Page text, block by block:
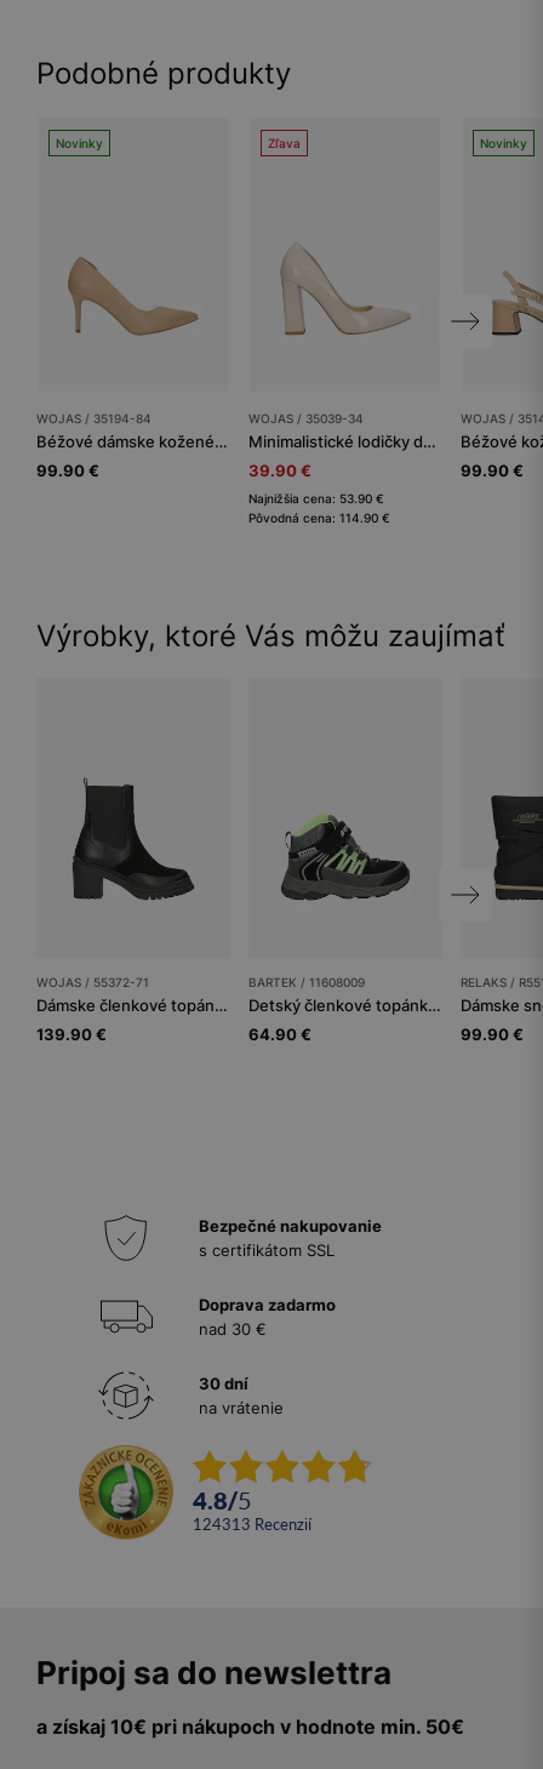
Podobné produkty
Novinky
WOJAS / 35194-84
Béžové dámske kožené lodičky na podpätku na ihle
99.90 €
Zľava
WOJAS / 35039-34
Minimalistické lodičky dámske z kvalitnej lakovanej kože
39.90 €
Najnižšia cena: 53.90 €
Pôvodná cena: 114.90 €
Novinky
WOJAS /
99.90 €
Výrobky, ktoré Vás môžu zaujímať
WOJAS / 55372-71
Dámske členkové topánky
139.90 €
BARTEK / 11608009
Detský členkové topánky BARTEK
64.90 €
RELAKS /
Dámske
99.90 €
Bezpečné nakupovanie
s certifikátom SSL
Doprava zadarmo
nad 30 €
30 dní
na vrátenie
4.8/5
124313 recenzií
Pripoj sa do newslettra
a získaj 10€ pri nákupoch v hodnote min. 50€